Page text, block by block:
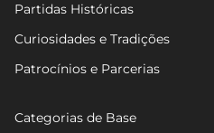
Partidas Históricas
Curiosidades e Tradições
Patrocínios e Parcerias
Categorias de Base